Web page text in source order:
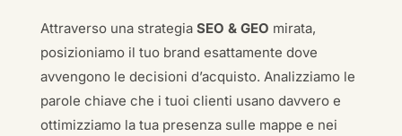
Attraverso una strategia SEO & GEO mirata,
posizioniamo il tuo brand esattamente dove
avvengono le decisioni d’acquisto. Analizziamo le
parole chiave che i tuoi clienti usano davvero e
ottimizziamo la tua presenza sulle mappe e nei